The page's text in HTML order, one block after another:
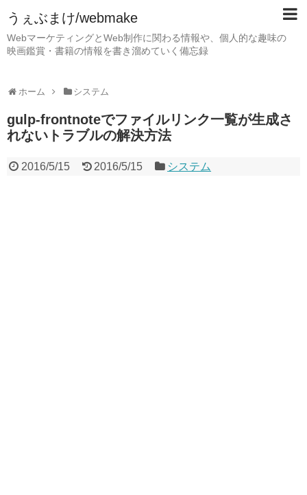
うぇぶまけ/webmake
WebマーケティングとWeb制作に関わる情報や、個人的な趣味の
映画鑑賞・書籍の情報を書き溜めていく備忘録
ホーム システム
gulp-frontnoteでファイルリンク一覧が生成さ
れないトラブルの解決方法
2016/5/15 2016/5/15 システム